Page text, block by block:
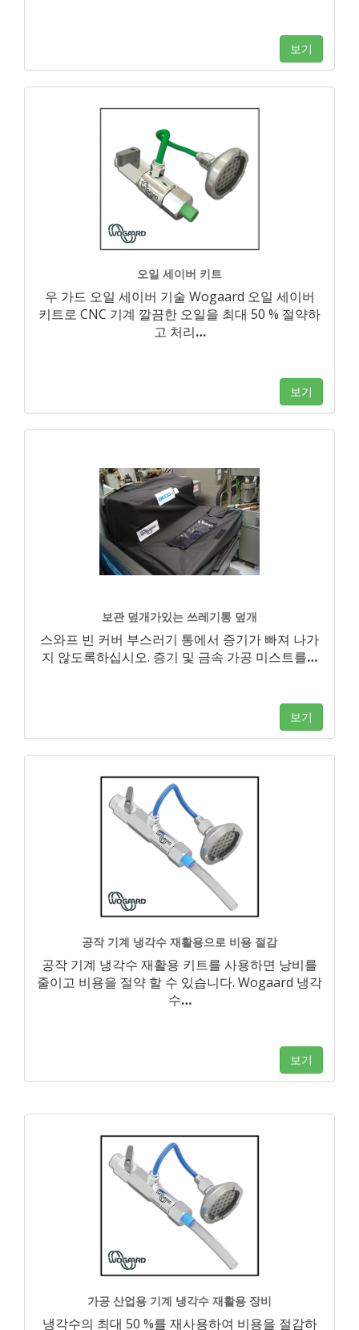
보기
오일 세이버 키트
우 가드 오일 세이버 기술 Wogaard 오일 세이버
키트로 CNC 기계 깔끔한 오일을 최대 50 % 절약하
고 처리…
보기
보관 덮개가있는 쓰레기통 덮개
스와프 빈 커버 부스러기 통에서 증기가 빠져 나가
지 않도록하십시오. 증기 및 금속 가공 미스트를…
보기
공작 기계 냉각수 재활용으로 비용 절감
공작 기계 냉각수 재활용 키트를 사용하면 낭비를
줄이고 비용을 절약 할 수 있습니다. Wogaard 냉각
수…
보기
가공 산업용 기계 냉각수 재활용 장비
냉각수의 최대 50 %를 재사용하여 비용을 절감하